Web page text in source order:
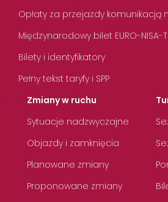
Opłaty za przejazdy komunikacją
Międzynarodowy bilet EURO-NISA-
Bilety i identyfikatory
Pełny tekst taryfy i SPP
Zmiany w ruchu
Sytuacje nadzwyczajne
Objazdy i zamknięcia
Planowane zmiany
Proponowane zmiany